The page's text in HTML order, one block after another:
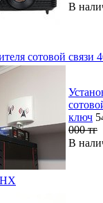
В
сотовой связи
ключ
000тг
В